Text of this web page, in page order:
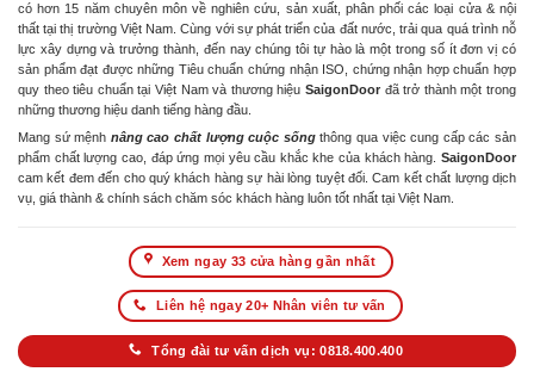
có hơn 15 năm chuyên môn về nghiên cứu, sản xuất, phân phối các loại cửa & nội
thất tại thị trường Việt Nam. Cùng với sự phát triển của đất nước, trải qua quá trình nỗ
lực xây dựng và trưởng thành, đến nay chúng tôi tự hào là một trong số ít đơn vị có
sản phẩm đạt được những Tiêu chuẩn chứng nhận ISO, chứng nhận hợp chuẩn hợp
quy theo tiêu chuẩn tại Việt Nam và thương hiệu SaigonDoor đã trở thành một trong
những thương hiệu danh tiếng hàng đầu.
Mang sứ mệnh nâng cao chất lượng cuộc sốngthông qua việc cung cấp các sản
phẩm chất lượng cao, đáp ứng mọi yêu cầu khắc khe của khách hàng. SaigonDoor
cam kết đem đến cho quý khách hàng sự hài lòng tuyệt đối. Cam kết chất lượng dịch
vụ, giá thành & chính sách chăm sóc khách hàng luôn tốt nhất tại Việt Nam.
Xem ngay 33 cửa hàng gần nhất
Liên hệ ngay 20+ Nhân viên tư vấn
Tổng đài tư vấn dịch vụ: 0818.400.400